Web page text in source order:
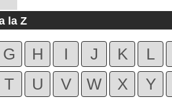
la Z
G H I J K L
T U V W X Y